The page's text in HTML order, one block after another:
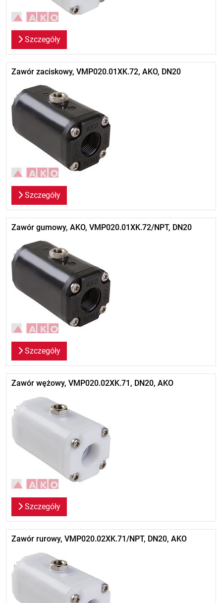
Szczegóły
Zawór zaciskowy, VMP020.01XK.72, AKO, DN20
Szczegóły
Zawór gumowy, AKO, VMP020.01XK.72/NPT, DN20
Szczegóły
Zawór wężowy, VMP020.02XK.71, DN20, AKO
Szczegóły
Zawór rurowy, VMP020.02XK.71/NPT, DN20, AKO